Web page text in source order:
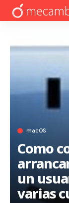
macOS
Como
un
varias